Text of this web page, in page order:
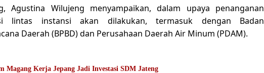
Agustina Wilujeng menyampaikan, dalam upaya penanganan
lintas instansi akan dilakukan, termasuk dengan Badan
Daerah (BPBD) dan Perusahaan Daerah Air Minum (PDAM).
Magang Kerja Jepang Jadi Investasi SDM Jateng